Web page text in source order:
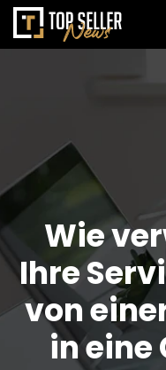
Wie
Ihre
von
in eine